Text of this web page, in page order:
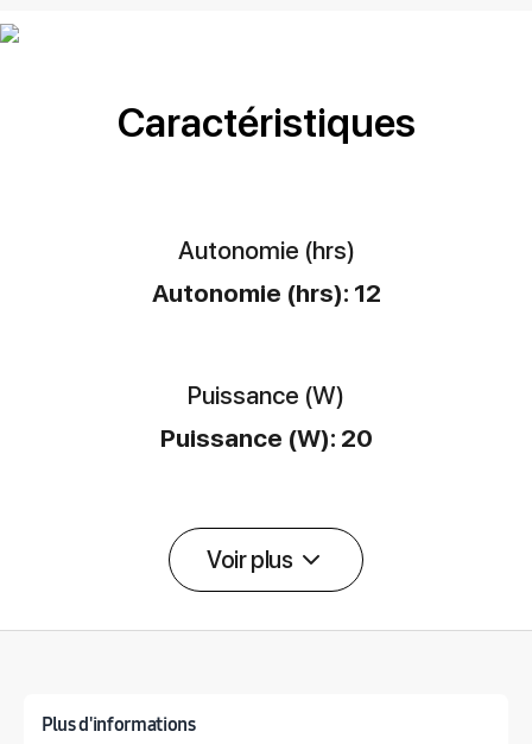
Caractéristiques
Autonomie (hrs)
Autonomie (hrs): 12
Puissance (W)
Puissance (W): 20
Voir plus
Plus d'informations